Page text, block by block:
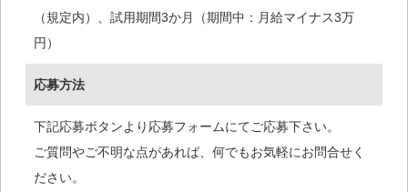
（規定内）、試用期間3か月（期間中：月給マイナス3万
円）
応募方法
下記応募ボタンより応募フォームにてご応募下さい。
ご質問やご不明な点があれば、何でもお気軽にお問合せく
ださい。